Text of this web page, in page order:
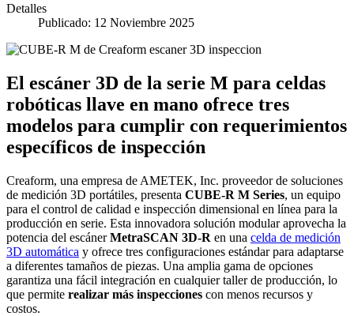
Detalles
Publicado: 12 Noviembre 2025
El escáner 3D de la serie M para celdas
robóticas llave en mano ofrece tres
modelos para cumplir con requerimientos
específicos de inspección
Creaform, una empresa de AMETEK, Inc. proveedor de soluciones
de medición 3D portátiles, presenta CUBE-R M Series, un equipo
para el control de calidad e inspección dimensional en línea para la
producción en serie. Esta innovadora solución modular aprovecha la
potencia del escánerMetraSCAN 3D-R en una celda de medición
3D automática y ofrece tres configuraciones estándar para adaptarse
a diferentes tamaños de piezas. Una amplia gama de opciones
garantiza una fácil integración en cualquier taller de producción, lo
que permite realizar más inspecciones con menos recursos y
costos.